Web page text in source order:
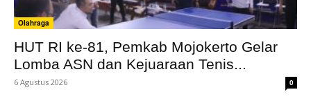
Olahraga
HUT RI ke-81, Pemkab Mojokerto Gelar
Lomba ASN dan Kejuaraan Tenis...
6 Agustus 2026 0